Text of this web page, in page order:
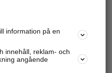
företagsinfo mm.
information på en
innehåll, reklam- och
angående